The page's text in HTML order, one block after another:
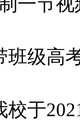
班级
校于